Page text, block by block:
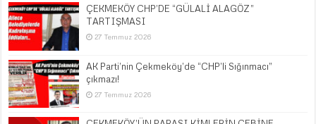
ÇEKMEKÖY CHP’DE “GÜLALİ ALAGÖZ”
TARTIŞMASI
27 Temmuz 2026
AK Parti’nin Çekmeköy’de “CHP’li Sığınmacı”
çıkmazı!
27 Temmuz 2026